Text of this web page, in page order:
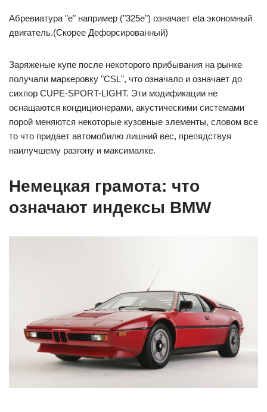
Абревиатура "e" например ("325e") означает eta экономный
двигатель.(Скорее Дефорсированный)
Заряженые купе после некоторого прибывания на рынке
получали маркеровку "CSL", что означало и означает до
сихпор CUPE-SPORT-LIGHT. Эти модификации не
оснащаются кондиционерами, акустическими системами
порой меняются некоторые кузовные элементы, словом все
то что придает автомобилю лишний вес, препядствуя
наилучшему разгону и максималке.
Немецкая грамота: что
означают индексы BMW